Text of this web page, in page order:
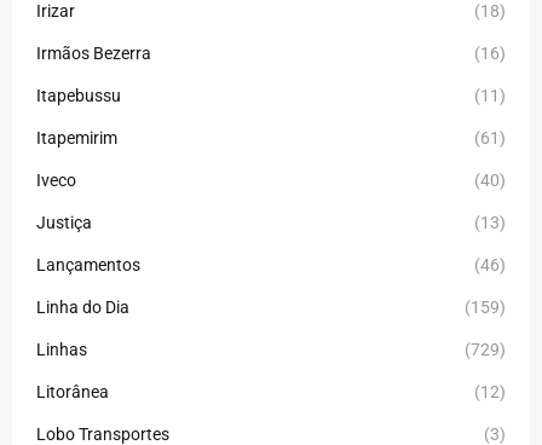
Irizar (18)
Irmãos Bezerra (16)
Itapebussu (11)
Itapemirim (61)
Iveco (40)
Justiça (13)
Lançamentos (46)
Linha do Dia (159)
Linhas (729)
Litorânea (12)
Lobo Transportes (3)